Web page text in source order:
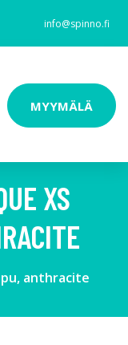
info@spinno.fi
MYYMÄLÄ
XS
anthracite